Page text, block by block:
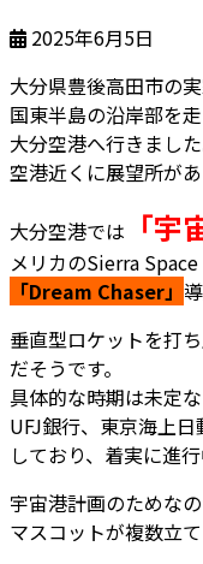
2025年6月5日
大分県豊後高田市の
国東半島の沿岸部を
大分空港へ行きました
空港近くに展望所があ
大分空港では 「宇
メリカのSierra
「Dream Chaser」
垂直型ロケットを打
だそうです。
具体的な時期は未定
UFJ銀行、東京海上
しており、着実に進
宇宙港計画のためな
マスコットが複数立